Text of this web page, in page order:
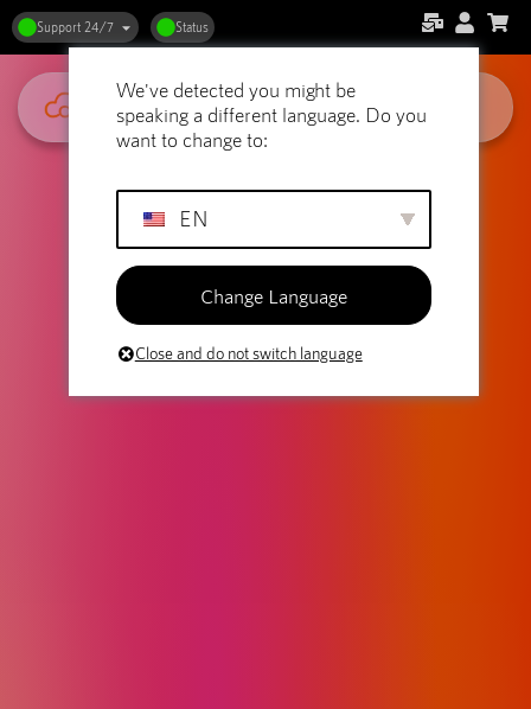
Support 24/7 Status
We've detected you might be
speaking a different language. Do you
want to change to:
EN
Change Language
Close and do not switch language